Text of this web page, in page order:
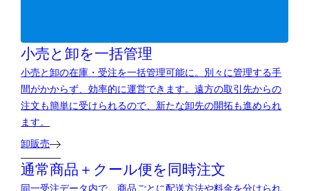
小売と卸を一括管理
小売と卸の在庫・受注を一括管理可能に。別々に管理する手
間がかからず、効率的に運営できます。遠方の取引先からの
注文も簡単に受けられるので、新たな卸先の開拓も進められ
ます。
卸販売
通常商品＋クール便を同時注文
同一受注データ内で、商品ごとに配送方法や料金を分けられ